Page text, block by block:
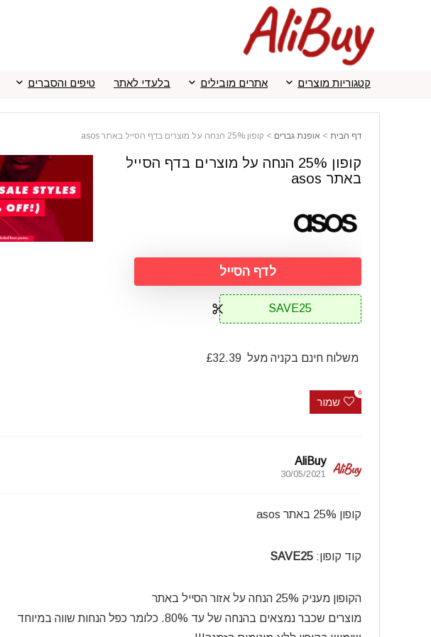
קטגוריות מוצרים אתרים מובילים בלעדי לאתר טיפים והסברים
דף הבית > אופנת גברים > קופון 25% הנחה על מוצרים בדף הסייל באתר asos
קופון 25% הנחה על מוצרים בדף הסייל
באתר asos
לדף הסייל
SAVE25
משלוח חינם בקניה מעל £32.39
שמור
0
AliBuy
30/05/2021
קופון 25% באתר asos
קוד קופון: SAVE25
הקופון מעניק 25% הנחה על אזור הסייל באתר
מוצרים שכבר נמצאים בהנחה של עד 80%. כלומר כפל הנחות שווה במיוחד